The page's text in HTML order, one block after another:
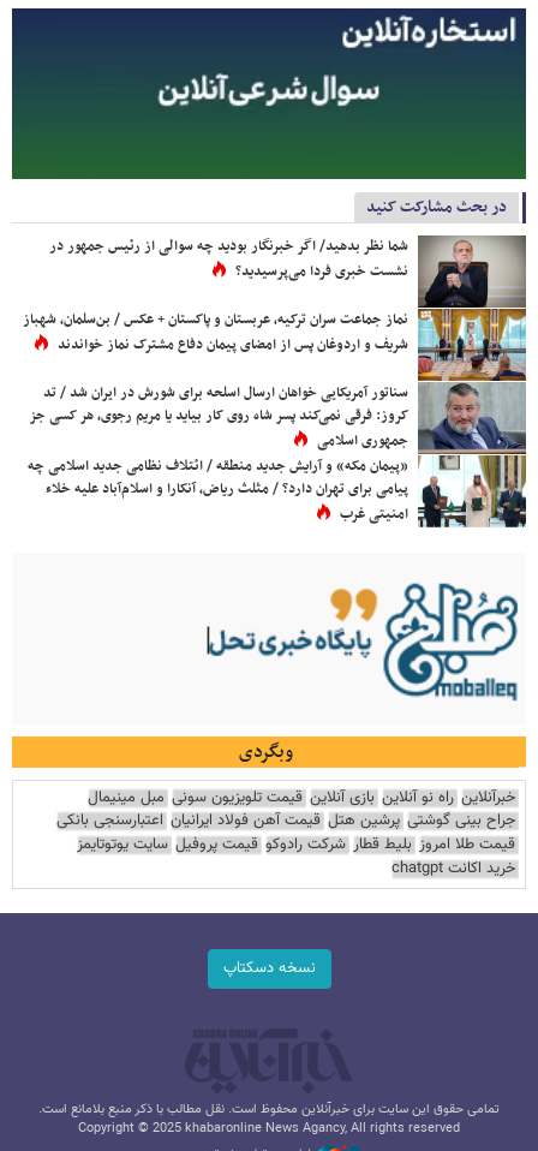
در بحث مشارکت کنید
شما نظر بدهید/ اگر خبرنگار بودید چه سوالی از رئیس جمهور در
نشست خبری فردا می‌پرسیدید؟
نماز جماعت سران ترکیه، عربستان و پاکستان + عکس / بن‌سلمان، شهباز
شریف و اردوغان پس از امضای پیمان دفاع مشترک نماز خواندند
سناتور آمریکایی خواهان ارسال اسلحه برای شورش در ایران شد / تد
کروز: فرقی نمی‌کند پسر شاه روی کار بیاید یا مریم رجوی، هر کسی جز
جمهوری اسلامی
«پیمان مکه» و آرایش جدید منطقه / ائتلاف نظامی جدید اسلامی چه
پیامی برای تهران دارد؟ / مثلث ریاض، آنکارا و اسلام‌آباد علیه خلاء
امنیتی غرب
وبگردی
خبرآنلاین راه نو آنلاین بازی آنلاین قیمت تلویزیون سونی مبل مینیمال
جراح بینی گوشتی پرشین هتل قیمت آهن فولاد ایرانیان اعتبارسنجی بانکی
قیمت طلا امروز بلیط قطار شرکت رادوکو قیمت پروفیل سایت یوتوتایمز
خرید اکانت chatgpt
نسخه دسکتاپ
تمامی حقوق این سایت برای خبرآنلاین محفوظ است. نقل مطالب با ذکر منبع بلامانع است.
Copyright © 2025 khabaronline News Agancy, All rights reserved